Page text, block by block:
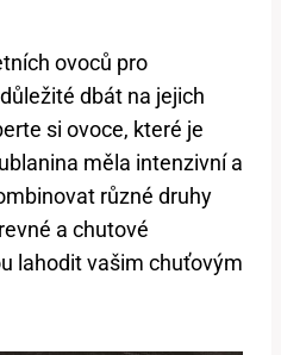
ovoců pro
dbát na jejich
si ovoce, které je
měla intenzivní a
různé druhy
a chutové
lahodit vašim chuťovým